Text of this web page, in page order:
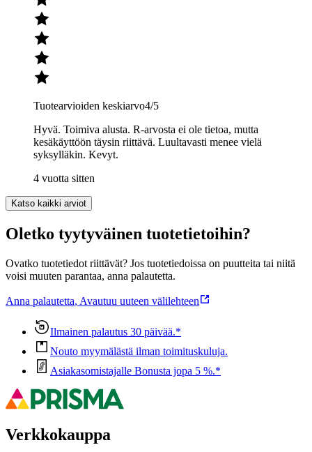
Tuotearvioiden keskiarvo4/5
Hyvä. Toimiva alusta. R-arvosta ei ole tietoa, mutta
kesäkäyttöön täysin riittävä. Luultavasti menee vielä
syksylläkin. Kevyt.
4 vuotta sitten
Katso kaikki arviot
Oletko tyytyväinen tuotetietoihin?
Ovatko tuotetiedot riittävät? Jos tuotetiedoissa on puutteita tai niitä
voisi muuten parantaa, anna palautetta.
Anna palautetta, Avautuu uuteen välilehteen
Ilmainen palautus 30 päivää.*
Nouto myymälästä ilman toimituskuluja.
Asiakasomistajalle Bonusta jopa 5 %.*
Verkkokauppa